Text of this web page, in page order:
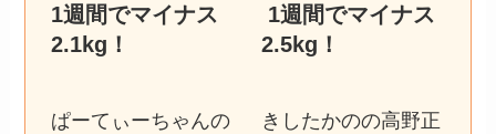
1週間でマイナス
2.1kg ！
ぱーてぃーちゃんの
1週間でマイナス
2.5kg ！
きしたかのの高野正